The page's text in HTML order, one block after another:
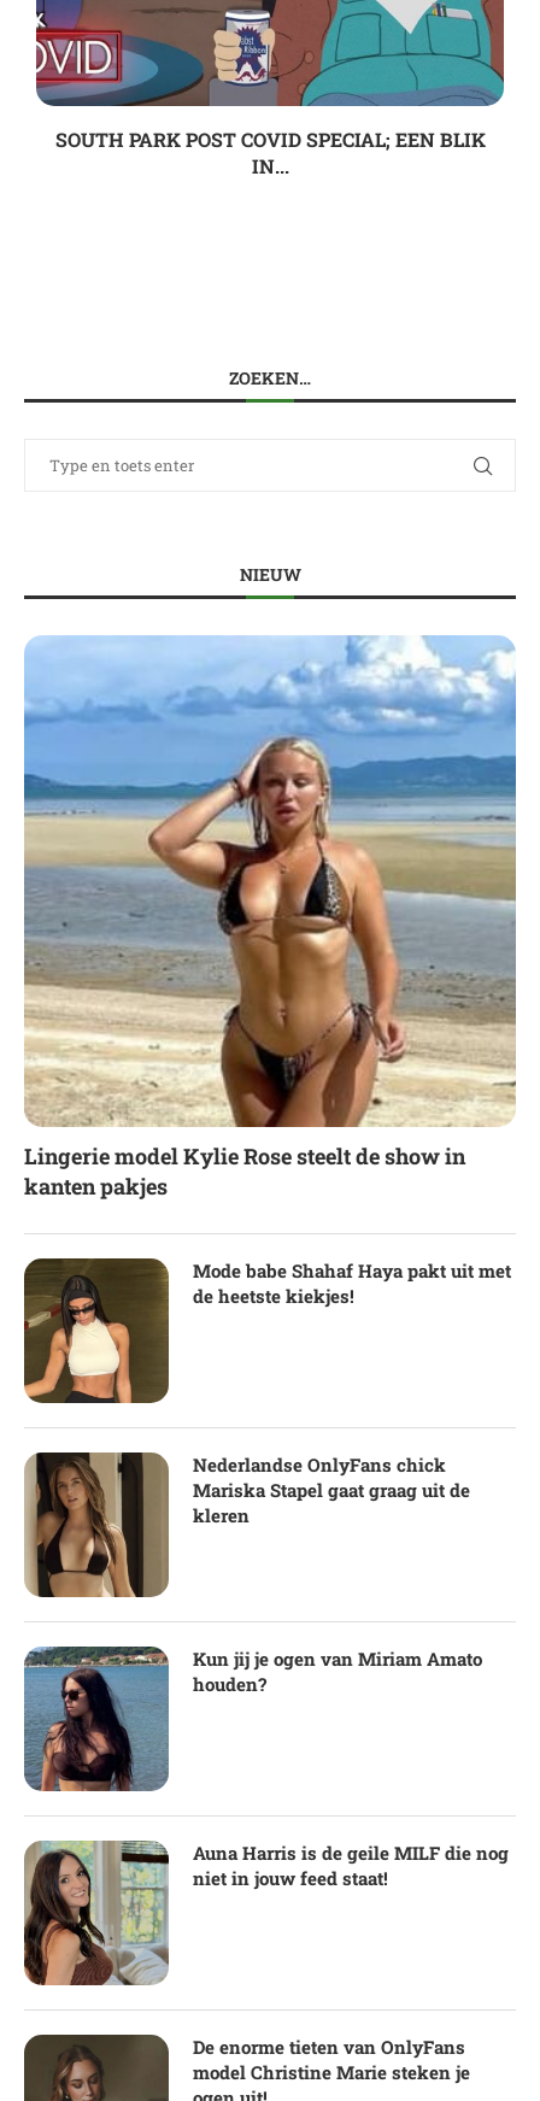
SOUTH PARK POST COVID SPECIAL; EEN BLIK
IN...
ZOEKEN…
NIEUW
Lingerie model Kylie Rose steelt de show in
kanten pakjes
Mode babe Shahaf Haya pakt uit met
de heetste kiekjes!
Nederlandse OnlyFans chick
Mariska Stapel gaat graag uit de
kleren
Kun jij je ogen van Miriam Amato
houden?
Auna Harris is de geile MILF die nog
niet in jouw feed staat!
De enorme tieten van OnlyFans
model Christine Marie steken je